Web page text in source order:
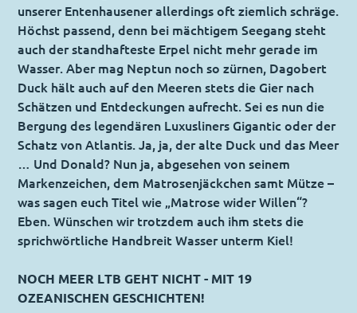
unserer Entenhausener allerdings oft ziemlich schräge.
Höchst passend, denn bei mächtigem Seegang steht
auch der standhafteste Erpel nicht mehr gerade im
Wasser. Aber mag Neptun noch so zürnen, Dagobert
Duck hält auch auf den Meeren stets die Gier nach
Schätzen und Entdeckungen aufrecht. Sei es nun die
Bergung des legendären Luxusliners Gigantic oder der
Schatz von Atlantis. Ja, ja, der alte Duck und das Meer
… Und Donald? Nun ja, abgesehen von seinem
Markenzeichen, dem Matrosenjäckchen samt Mütze –
was sagen euch Titel wie „Matrose wider Willen“?
Eben. Wünschen wir trotzdem auch ihm stets die
sprichwörtliche Handbreit Wasser unterm Kiel!
NOCH MEER LTB GEHT NICHT - MIT 19
OZEANISCHEN GESCHICHTEN!